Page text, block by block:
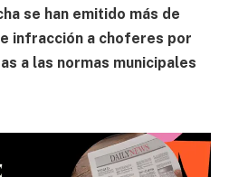
se han emitido más de
infracción a choferes por
a las normas municipales